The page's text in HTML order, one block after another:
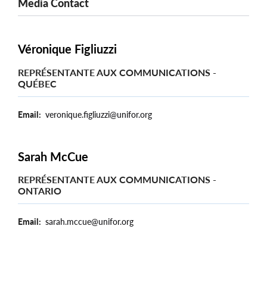
Media Contact
Véronique Figliuzzi
REPRÉSENTANTE AUX COMMUNICATIONS -
QUÉBEC
Email veronique.figliuzzi@unifor.org
Sarah McCue
REPRÉSENTANTE AUX COMMUNICATIONS -
ONTARIO
Email sarah.mccue@unifor.org